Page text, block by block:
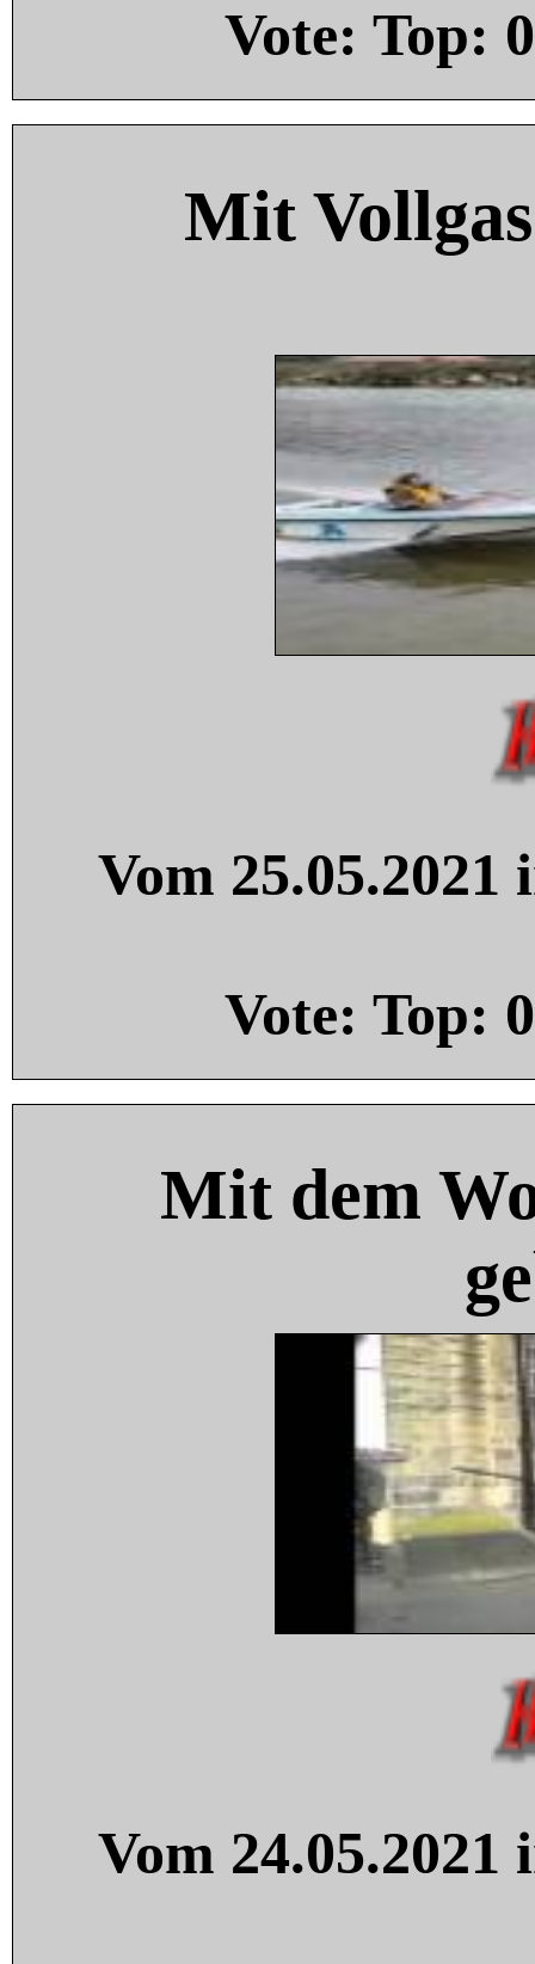
Vote: Top: 0
Mit
Vom
Vote: Top: 0
Mit dem
Vom